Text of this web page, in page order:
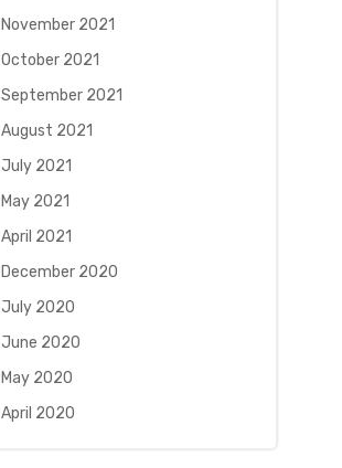
November 2021
October 2021
September 2021
August 2021
July 2021
May 2021
April 2021
December 2020
July 2020
June 2020
May 2020
April 2020